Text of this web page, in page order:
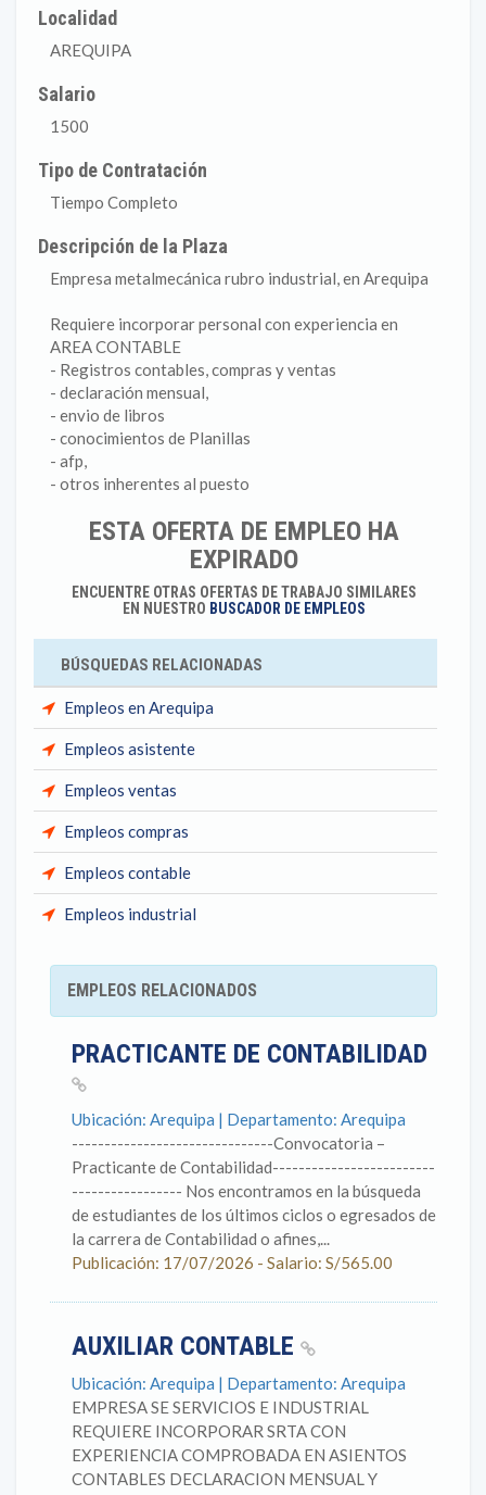
Localidad
AREQUIPA
Salario
1500
Tipo de Contratación
Tiempo Completo
Descripción de la Plaza
Empresa metalmecánica rubro industrial, en Arequipa
Requiere incorporar personal con experiencia en
AREA CONTABLE
- Registros contables, compras y ventas
- declaración mensual,
- envio de libros
- conocimientos de Planillas
- afp,
- otros inherentes al puesto
ESTA OFERTA DE EMPLEO HA
EXPIRADO
ENCUENTRE OTRAS OFERTAS DE TRABAJO SIMILARES
EN NUESTRO BUSCADOR DE EMPLEOS
BÚSQUEDAS RELACIONADAS
Empleos en Arequipa
Empleos asistente
Empleos ventas
Empleos compras
Empleos contable
Empleos industrial
EMPLEOS RELACIONADOS
PRACTICANTE DE CONTABILIDAD
Ubicación: Arequipa | Departamento: Arequipa
-------------------------------Convocatoria –
Practicante de Contabilidad-------------------------
----------------- Nos encontramos en la búsqueda
de estudiantes de los últimos ciclos o egresados de
la carrera de Contabilidad o afines,...
Publicación: 17/07/2026 - Salario: S/565.00
AUXILIAR CONTABLE
Ubicación: Arequipa | Departamento: Arequipa
EMPRESA SE SERVICIOS E INDUSTRIAL
REQUIERE INCORPORAR SRTA CON
EXPERIENCIA COMPROBADA EN ASIENTOS
CONTABLES DECLARACION MENSUAL Y